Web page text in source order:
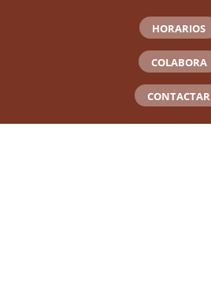
HORARIOS
COLABORA
CONTACTAR